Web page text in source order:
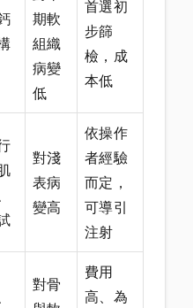
期軟
組織
病變
低
首選初
步篩
檢，成
本低
對淺
表病
變高
依操作
者經驗
而定，
可導引
注射
對骨
費用
高、為